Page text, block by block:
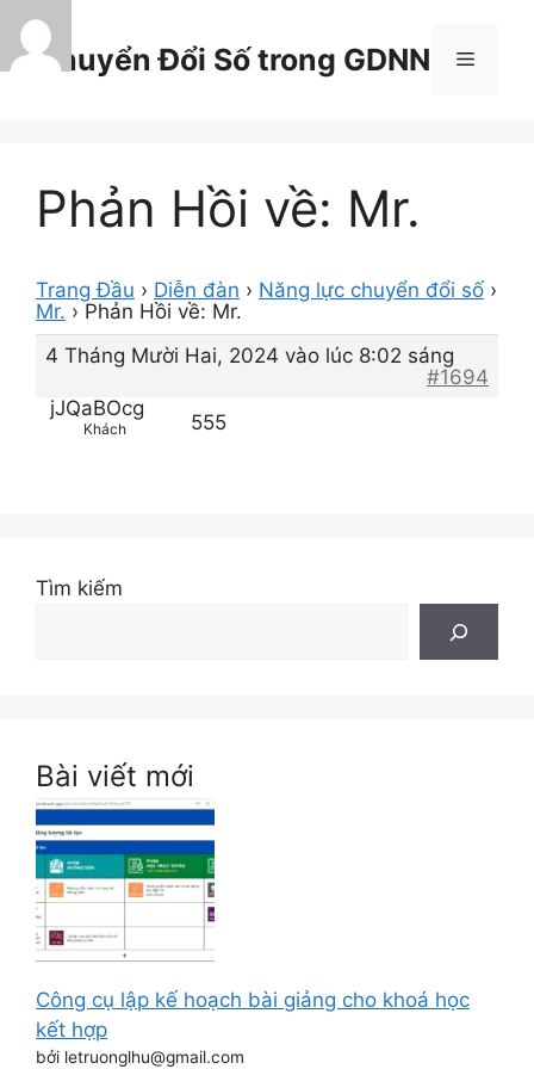
Chuyển
đến
nội
Chuyển Đổi Số trong GDNN Menu
Phản Hồi về: Mr.
Trang Đầu › Diễn đàn › Năng lực chuyển đổi số ›
Mr. › Phản Hồi về: Mr.
4 Tháng Mười Hai, 2024 vào lúc 8:02 sáng
#1694
jJQaBOcg
Khách 555
Tìm kiếm
Bài viết mới
Công cụ lập kế hoạch bài giảng cho khoá học
kết hợp
bởi letruonglhu@gmail.com